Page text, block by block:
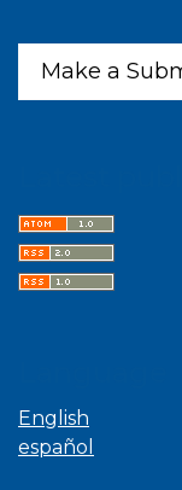
Make a
English
español